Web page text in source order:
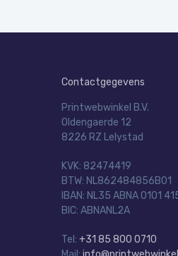
Contactgegevens
Printwebwinkel B.V.
Oldengaerde 12
8226 RZ Lelystad
KVK: 82474419
BTW: NL862484856B01
IBAN: NL35 ABNA 0101
BIC: ABNANL2A
Tel: +31 85 800 0710